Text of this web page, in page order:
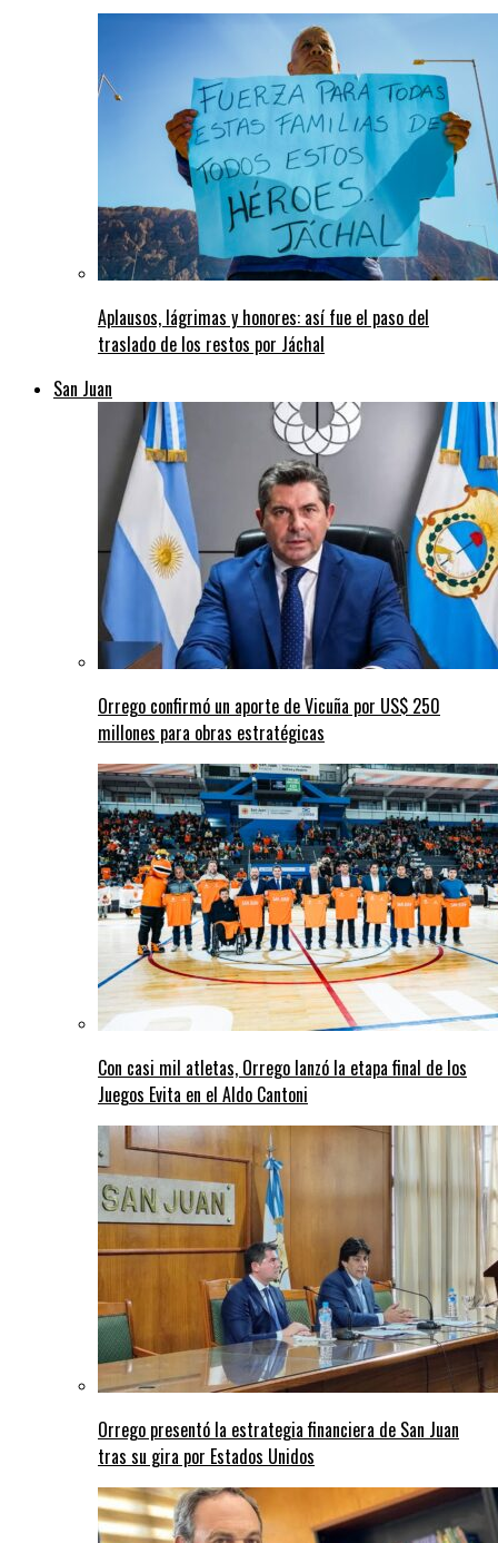
Aplausos, lágrimas y honores: así fue el paso del
traslado de los restos por Jáchal
San Juan
Orrego confirmó un aporte de Vicuña por US$ 250
millones para obras estratégicas
Con casi mil atletas, Orrego lanzó la etapa final de los
Juegos Evita en el Aldo Cantoni
Orrego presentó la estrategia financiera de San Juan
tras su gira por Estados Unidos